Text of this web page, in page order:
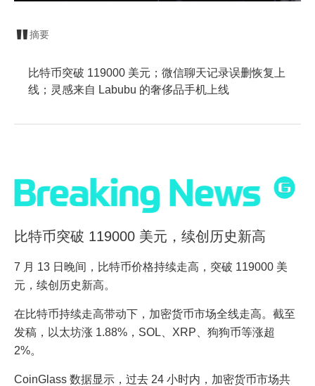
摘要
比特币突破 119000 美元；微信聊天记录误删恢复上
线；灵感来自 Labubu 的奢侈品手机上线
比特币突破 119000 美元，续创历史新高
7 月 13 日晚间，比特币价格持续走高，突破 119000 美
元，续创历史新高。
在比特币持续走高带动下，加密货币市场全线走高。截至
发稿，以太坊涨 1.88%，SOL、XRP、狗狗币等涨超
2%。
CoinGlass 数据显示，过去 24 小时内，加密货币市场共